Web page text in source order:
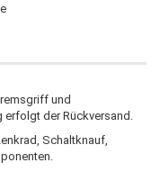
und
der Rückversand.
Schaltknauf,